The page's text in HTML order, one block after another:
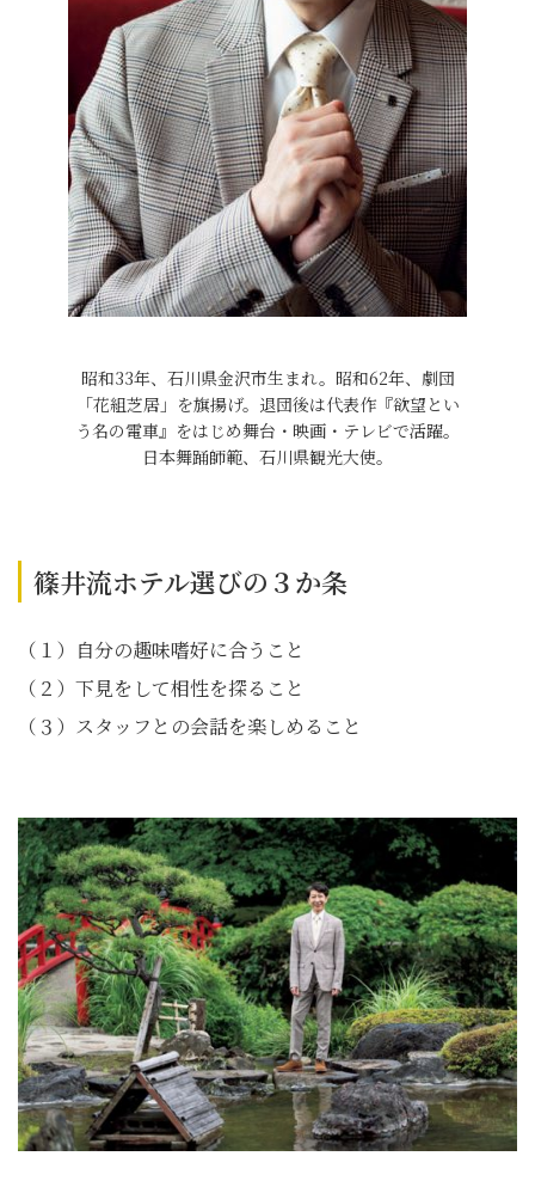
昭和33年、石川県金沢市生まれ。昭和62年、劇団
「花組芝居」を旗揚げ。退団後は代表作『欲望とい
う名の電車』をはじめ舞台・映画・テレビで活躍。
日本舞踊師範、石川県観光大使。
篠井流ホテル選びの３か条
（１）自分の趣味嗜好に合うこと
（２）下見をして相性を探ること
（３）スタッフとの会話を楽しめること